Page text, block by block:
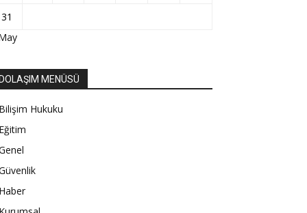
31
DOLAŞIM MENÜSÜ
Bilişim Hukuku
Eğitim
Haber